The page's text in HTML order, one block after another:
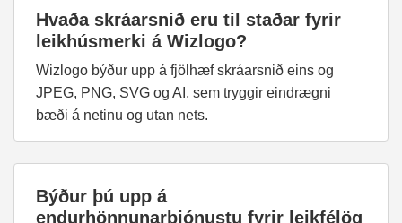
Hvaða skráarsnið eru til staðar fyrir
leikhúsmerki á Wizlogo?
Wizlogo býður upp á fjölhæf skráarsnið eins og
JPEG, PNG, SVG og AI, sem tryggir eindrægni
bæði á netinu og utan nets.
Býður þú upp á
endurhönnunarþjónustu fyrir leikfélög